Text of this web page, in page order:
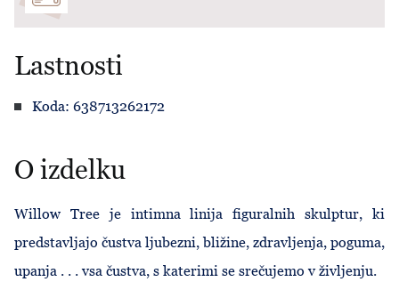
Lastnosti
Koda: 638713262172
O izdelku
Willow Tree je intimna linija figuralnih skulptur, ki
predstavljajo čustva ljubezni, bližine, zdravljenja, poguma,
upanja . . . vsa čustva, s katerimi se srečujemo v življenju.